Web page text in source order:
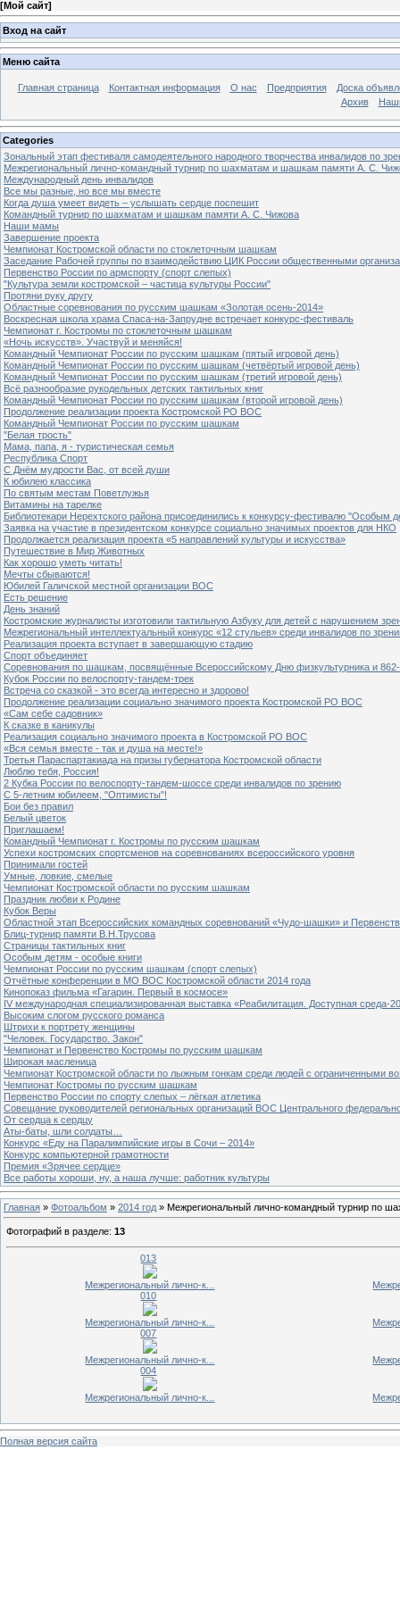
[Мой сайт]
Вход на сайт
Меню сайта
Главная страница Контактная информация О нас Предприятия
Доска
Архив
Categories
Зональный этап фестиваля самодеятельного народного творчества инвалидов по
Межрегиональный лично-командный турнир по шахматам и шашкам памяти А. С.
Международный день инвалидов
Все мы разные, но все мы вместе
Когда душа умеет видеть – услышать сердце поспешит
Командный турнир по шахматам и шашкам памяти А. С. Чижова
Наши мамы
Завершение проекта
Чемпионат Костромской области по стоклеточным шашкам
Заседание Рабочей группы по взаимодействию ЦИК России общественными
Первенство России по армспорту (спорт слепых)
"Культура земли костромской – частица культуры России"
Протяни руку другу
Областные соревнования по русским шашкам «Золотая осень-2014»
Воскресная школа храма Спаса-на-Запрудне встречает конкурс-фестиваль
Чемпионат г. Костромы по стоклеточным шашкам
«Ночь искусств». Участвуй и меняйся!
Командный Чемпионат России по русским шашкам (пятый игровой день)
Командный Чемпионат России по русским шашкам (четвёртый игровой день)
Командный Чемпионат России по русским шашкам (третий игровой день)
Всё разнообразие рукодельных детских тактильных книг
Командный Чемпионат России по русским шашкам (второй игровой день)
Продолжение реализации проекта Костромской РО ВОС
Командный Чемпионат России по русским шашкам
"Белая трость"
Мама, папа, я - туристическая семья
Республика Спорт
С Днём мудрости Вас, от всей души
К юбилею классика
По святым местам Поветлужья
Витамины на тарелке
Библиотекари Нерехтского района присоединились к конкурсу-фестивалю "Особым
Заявка на участие в президентском конкурсе социально значимых проектов для НКО
Продолжается реализация проекта «5 направлений культуры и искусства»
Путешествие в Мир Животных
Как хорошо уметь читать!
Мечты сбываются!
Юбилей Галичской местной организации ВОС
Есть решение
День знаний
Костромские журналисты изготовили тактильную Азбуку для детей с нарушением
Межрегиональный интеллектуальный конкурс «12 стульев» среди инвалидов по
Реализация проекта вступает в завершающую стадию
Спорт объединяет
Соревнования по шашкам, посвящённые Всероссийскому Дню физкультурника и
Кубок России по велоспорту-тандем-трек
Встреча со сказкой - это всегда интересно и здорово!
Продолжение реализации социально значимого проекта Костромской РО ВОС
«Сам себе садовник»
К сказке в каникулы
Реализация социально значимого проекта в Костромской РО ВОС
«Вся семья вместе - так и душа на месте!»
Третья Параспартакиада на призы губернатора Костромской области
Люблю тебя, Россия!
2 Кубка России по велоспорту-тандем-шоссе среди инвалидов по зрению
С 5-летним юбилеем, "Оптимисты"!
Бои без правил
Белый цветок
Приглашаем!
Командный Чемпионат г. Костромы по русским шашкам
Успехи костромских спортсменов на соревнованиях всероссийского уровня
Принимали гостей
Умные, ловкие, смелые
Чемпионат Костромской области по русским шашкам
Праздник любви к Родине
Кубок Веры
Областной этап Всероссийских командных соревнований «Чудо-шашки» и
Блиц-турнир памяти В.Н.Трусова
Страницы тактильных книг
Особым детям - особые книги
Чемпионат России по русским шашкам (спорт слепых)
Отчётные конференции в МО ВОС Костромской области 2014 года
Кинопоказ фильма «Гагарин. Первый в космосе»
IV международная специализированная выставка «Реабилитация. Доступная среда-
Высоким слогом русского романса
Штрихи к портрету женщины
"Человек. Государство. Закон"
Чемпионат и Первенство Костромы по русским шашкам
Широкая масленица
Чемпионат Костромской области по лыжным гонкам среди людей с ограниченными
Чемпионат Костромы по русским шашкам
Первенство России по спорту слепых – лёгкая атлетика
Совещание руководителей региональных организаций ВОС Центрального
От сердца к сердцу
Аты-баты, шли солдаты…
Конкурс «Еду на Паралимпийские игры в Сочи – 2014»
Конкурс компьютерной грамотности
Премия «Зрячее сердце»
Все работы хороши, ну, а наша лучше: работник культуры
Главная » Фотоальбом » 2014 год » Межрегиональный лично-командный турнир по
Фотографий в разделе: 13
013
Межрегиональный лично-к...
010
Межрегиональный лично-к...
007
Межрегиональный лично-к...
004
Межрегиональный лично-к...
Полная версия сайта